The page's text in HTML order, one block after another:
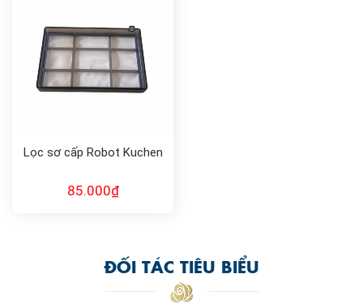
Lọc sơ cấp Robot Kuchen
85.000₫
ĐỐI TÁC TIÊU BIỂU